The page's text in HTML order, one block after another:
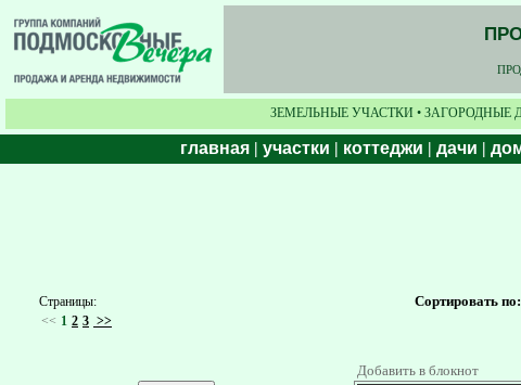
ЗЕМЕЛЬНЫЕ УЧАСТКИ • ЗАГОРОДНЫЕ
главная | участки | коттеджи | дачи |
Страницы:
<< 1 2 3 >>
Сортировать по:
Добавить в блокнот